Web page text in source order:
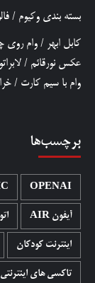
بسته بندی وکیوم /
کابل ابهر / وام
عکس نورقائم /
وام با سیم کارت /
برچسب‌ها
OPENAI
آیفون AIR
اینترنت کودکان
تاکسی های اینترنتی